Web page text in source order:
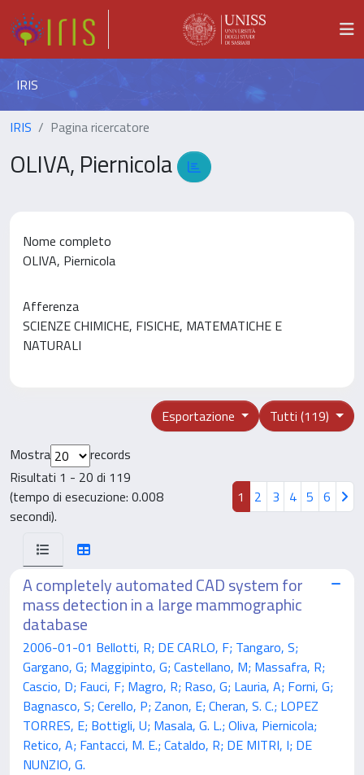
IRIS
IRIS Pagina ricercatore
OLIVA, Piernicola
Nome completo
OLIVA, Piernicola
Afferenza
SCIENZE CHIMICHE, FISICHE, MATEMATICHE E
NATURALI
Tutti (119)
Esportazione
Mostra
records
Risultati 1 - 20 di 119
(tempo di esecuzione: 0.008
secondi).
1 2 3 4 5 6
A completely automated CAD system for
mass detection in a large mammographic
database
2006-01-01 Bellotti, R; DE CARLO, F; Tangaro, S;
Gargano, G; Maggipinto, G; Castellano, M; Massafra, R;
Cascio, D; Fauci, F; Magro, R; Raso, G; Lauria, A; Forni, G;
Bagnasco, S; Cerello, P; Zanon, E; Cheran, S. C.; LOPEZ
TORRES, E; Bottigli, U; Masala, G. L.; Oliva, Piernicola;
Retico, A; Fantacci, M. E.; Cataldo, R; DE MITRI, I; DE
NUNZIO, G.